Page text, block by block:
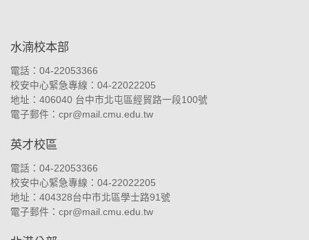
水湳校本部
電話：04-22053366
校安中心緊急專線：04-22022205
地址： 406040 台中市北屯區經貿路一段100號
電子郵件： cpr@mail.cmu.edu.tw
英才校區
電話：04-22053366
校安中心緊急專線：04-22022205
地址： 404328台中市北區學士路91號
電子郵件： cpr@mail.cmu.edu.tw